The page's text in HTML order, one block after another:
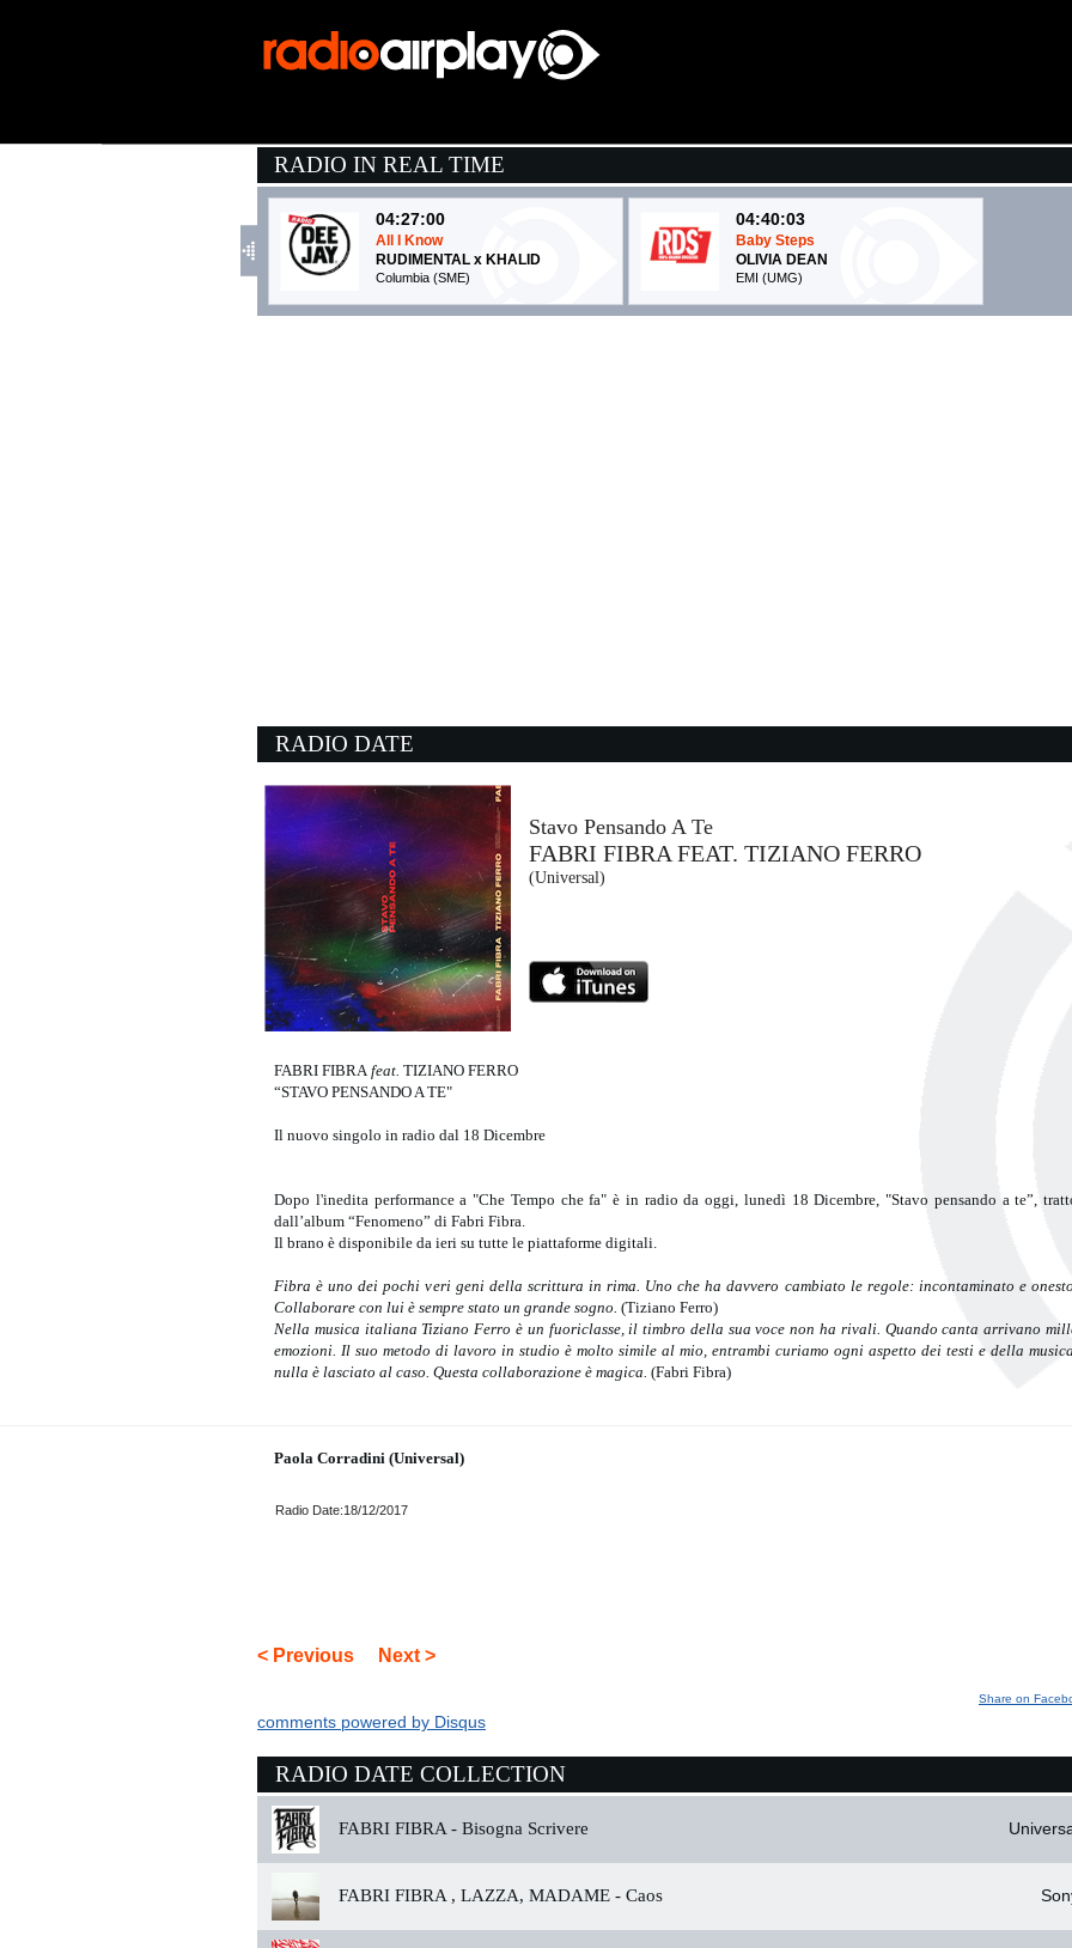
RADIO IN REAL TIME
04:27:00
All I Know
RUDIMENTAL x KHALID
Columbia (SME)
04:40:03
Baby Steps
OLIVIA DEAN
EMI (UMG)
04:26:10
THE CURE
04:38:46
Everybody
BACKSTREET BOYS
Sony Music (SME)
04:40:47
RADIO DATE
Stavo Pensando A Te
FABRI FIBRA FEAT. TIZIANO FERRO
(Universal)
FABRI FIBRAfeat. TIZIANO FERRO
“STAVO PENSANDO A TE"
Il nuovo singolo in radio dal 18 Dicembre
Dopo l'inedita performance a "Che Tempo che fa" è in radio da oggi, lunedì 18 Dicembre, "Stavo pensando a te”,
dall’album “Fenomeno” di Fabri Fibra.
Il brano è disponibile da ieri su tutte le piattaforme digitali.
Fibra è uno dei pochi veri geni della scrittura in rima. Uno che ha davvero cambiato le regole: incontaminato e
Collaborare con lui è sempre stato un grande sogno. (Tiziano Ferro)
Nella musica italiana Tiziano Ferro è un fuoriclasse, il timbro della sua voce non ha rivali. Quando canta arrivano
emozioni. Il suo metodo di lavoro in studio è molto simile al mio, entrambi curiamo ogni aspetto dei testi e della
nulla è lasciato al caso. Questa collaborazione è magica. (Fabri Fibra)
Paola Corradini (Universal)
Radio Date:18/12/2017
< Previous Next >
Share on
comments powered by Disqus
RADIO DATE COLLECTION
FABRI FIBRA - Bisogna Scrivere
FABRI FIBRA , LAZZA, MADAME - Caos